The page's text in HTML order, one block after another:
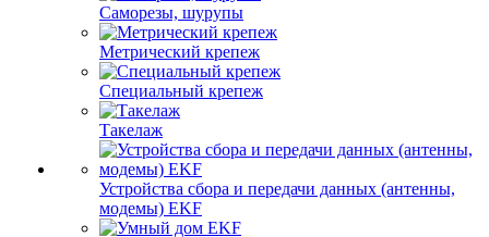
Саморезы, шурупы
Метрический крепеж
Специальный крепеж
Такелаж
Устройства сбора и передачи данных (антенны,
модемы) EKF